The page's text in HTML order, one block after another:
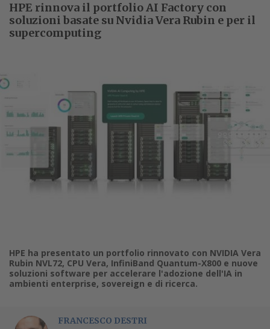
HPE rinnova il portfolio AI Factory con
soluzioni basate su Nvidia Vera Rubin e per il
supercomputing
HPE ha presentato un portfolio rinnovato con NVIDIA Vera
Rubin NVL72, CPU Vera, InfiniBand Quantum-X800 e nuove
soluzioni software per accelerare l'adozione dell'IA in
ambienti enterprise, sovereign e di ricerca.
FRANCESCO DESTRI